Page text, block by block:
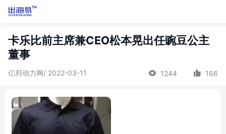
卡乐比前主席兼CEO松本晃出任豌豆公主
董事
亿邦动力网/ 2022-03-11 1244 166